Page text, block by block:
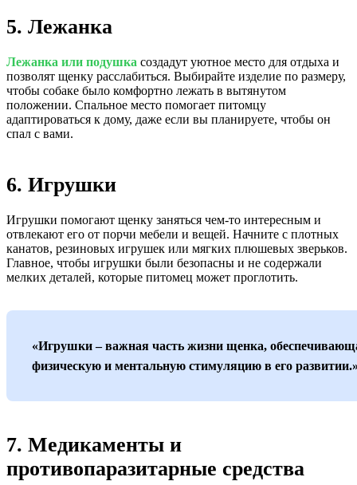
5. Лежанка
Лежанка или подушка создадут уютное место для отдыха и
позволят щенку расслабиться. Выбирайте изделие по размеру,
чтобы собаке было комфортно лежать в вытянутом
положении. Спальное место помогает питомцу
адаптироваться к дому, даже если вы планируете, чтобы он
спал с вами.
6. Игрушки
Игрушки помогают щенку заняться чем-то интересным и
отвлекают его от порчи мебели и вещей. Начните с плотных
канатов, резиновых игрушек или мягких плюшевых зверьков.
Главное, чтобы игрушки были безопасны и не содержали
мелких деталей, которые питомец может проглотить.
«Игрушки – важная часть жизни щенка,
физическую и ментальную стимуляцию в его
7. Медикаменты и
противопаразитарные средства